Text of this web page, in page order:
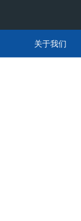
关于我们